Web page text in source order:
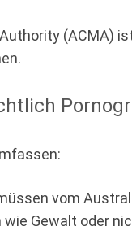
(ACMA)
vom
Gewalt oder